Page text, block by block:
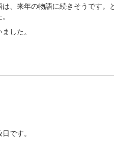
、来年の物語に続きそうです。
した。
です。